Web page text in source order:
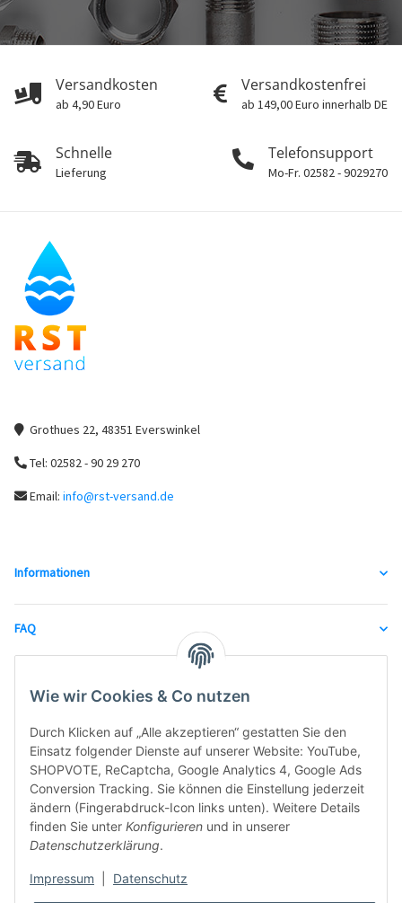
Wie wir Cookies & Co nutzen
Durch Klicken auf „Alle akzeptieren“ gestatten Sie den
Einsatz folgender Dienste auf unserer Website: YouTube,
SHOPVOTE, ReCaptcha, Google Analytics 4, Google Ads
Conversion Tracking. Sie können die Einstellung jederzeit
ändern (Fingerabdruck-Icon links unten). Weitere Details
finden Sie unter Konfigurieren und in unserer
Datenschutzerklärung.
Impressum Datenschutz
Versandkosten
ab 4,90 Euro
Versandkostenfrei
ab 149,00 Euro innerhalb DE
Schnelle
Lieferung
Telefonsupport
Mo-Fr. 02582 - 9029270
Grothues 22, 48351 Everswinkel
Tel: 02582 - 90 29 270
Email: info@rst-versand.de
Informationen
FAQ
unsere Partner